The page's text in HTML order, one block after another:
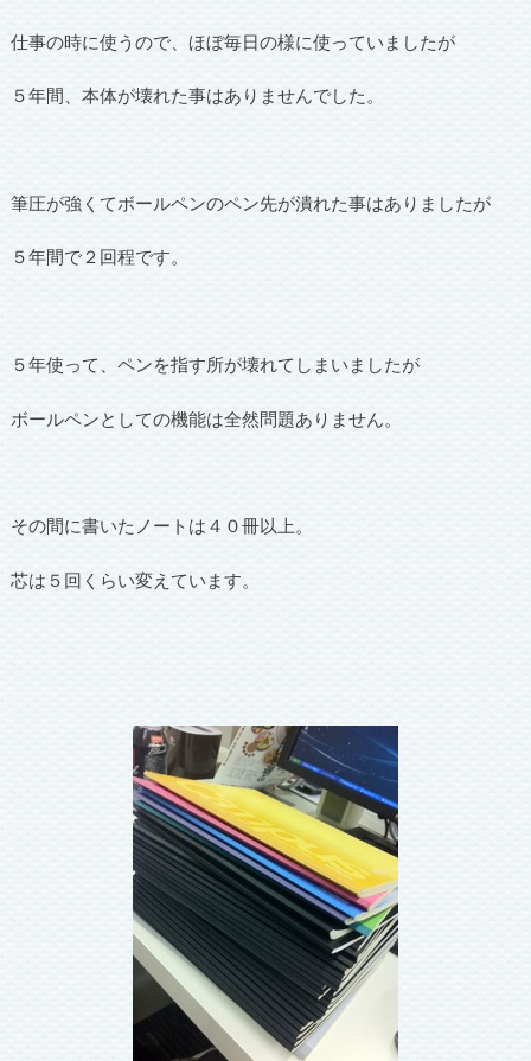
仕事の時に使うので、ほぼ毎日の様に使っていましたが
５年間、本体が壊れた事はありませんでした。
筆圧が強くてボールペンのペン先が潰れた事はありましたが
５年間で２回程です。
５年使って、ペンを指す所が壊れてしまいましたが
ボールペンとしての機能は全然問題ありません。
その間に書いたノートは４０冊以上。
芯は５回くらい変えています。